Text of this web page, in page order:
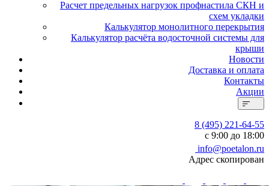
Расчет предельных нагрузок профнастила СКН и
схем укладки
Калькулятор монолитного перекрытия
Калькулятор расчёта водосточной системы для
крыши
Новости
Доставка и оплата
Контакты
Акции
8 (495) 221-64-55
с 9:00 до 18:00
info@poetalon.ru
Адрес скопирован